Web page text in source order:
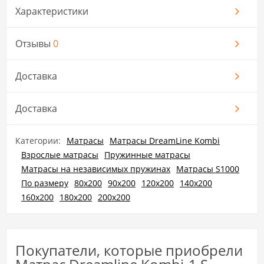
Характеристики
Отзывы 0
Доставка
Доставка
Категории: Матрасы
Матрасы DreamLine Kombi
Взрослые матрасы
Пружинные матрасы
Матрасы на независимых пружинах Матрасы S1000
По размеру 80х200 90х200 120х200 140х200
160х200 180х200 200х200
Покупатели, которые приобрели